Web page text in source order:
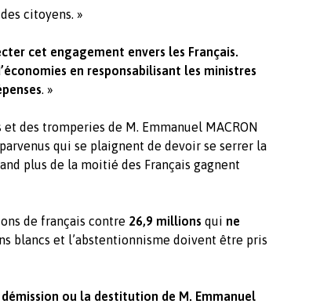
citoyens. »
cet engagement envers les Français.
en responsabilisant les ministres
. »
des tromperies de M. Emmanuel MACRON
qui se plaignent de devoir se serrer la
plus de la moitié des Français gagnent
de français contre 26,9 millions qui ne
blancs et l’abstentionnisme doivent être pris
ou la destitution de M. Emmanuel